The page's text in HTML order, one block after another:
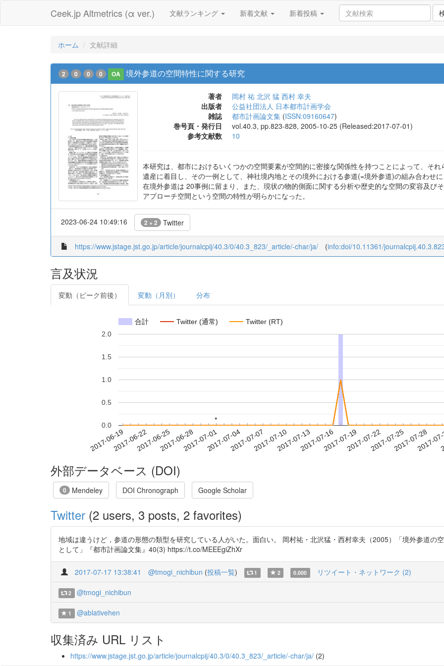
Ceek.jp Altmetrics (α ver.) 文献ランキング 新着文献 新着投稿
ホーム 文献詳細
2 0 0 0 OA 境外参道の空間特性に関する研究
著者 岡村 祐 北沢 猛 西村 幸夫
出版者
公益社団法人 日本都市計画学会
雑誌
都市計画論文集 (ISSN:09160647)
巻号頁・発行日
vol.40.3, pp.823-828, 2005-10-25 (Released:2017-07-01)
参考文献数
10
本研究は、都市におけるいくつかの空間要素が空間的に密接な関係性を持つことによって、そ
遺産に着目し、その一例として、神社境内地とその境外における参道(=境外参道)の組み合わせ
在境外参道は 20事例に留まり、また、現状の物的側面に関する分析や歴史的な空間の変容及び
アプローチ空間という空間の特性が明らかになった。
2023-06-24 10:49:16 2 + 2 Twitter
https://www.jstage.jst.go.jp/article/journalcpij/40.3/0/40.3_823/_article/-char/ja/ (info:doi/10.11361/
言及状況
変動（ピーク前後） 変動（月別） 分布
合計 Twitter (通常) Twitter (RT)
2017-06-192017-06-222017-06-252017-06-282017-07-012017-07-042017-07-072017-07-102017-07-132017-07-162017-07-192017-07-222017-07-252017-07-28
2017-
0.0
0.5
1.0
1.5
2.0
*
*
外部データベース (DOI)
0 Mendeley DOI Chronograph Google Scholar
Twitter (2 users, 3 posts, 2 favorites)
地域は違うけど，参道の形態の類型を研究している人がいた。面白い。 岡村祐・北沢猛・西村幸夫（2005）「境外参道の
として」『都市計画論文集』40(3) https://t.co/MEEEgiZhXr
2017-07-17 13:38:41 @tmogi_nichibun (投稿一覧) 1 2 0.000 リツイート・ネットワーク (2)
2 @tmogi_nichibun
1 @ablativehen
収集済み URL リスト
https://www.jstage.jst.go.jp/article/journalcpij/40.3/0/40.3_823/_article/-char/ja/ (2)